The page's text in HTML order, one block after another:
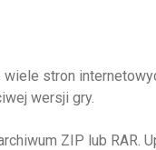
stron
wersji gry.
ZIP lub RAR.